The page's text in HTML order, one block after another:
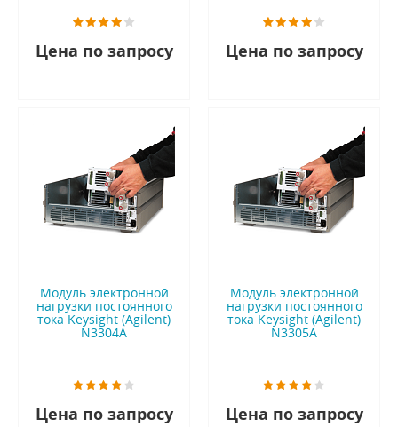
Цена по запросу Цена по запросу
Модуль электронной
нагрузки постоянного
тока Keysight (Agilent)
N3304A
Цена по запросу
Модуль электронной
нагрузки постоянного
тока Keysight (Agilent)
N3305A
Цена по запросу